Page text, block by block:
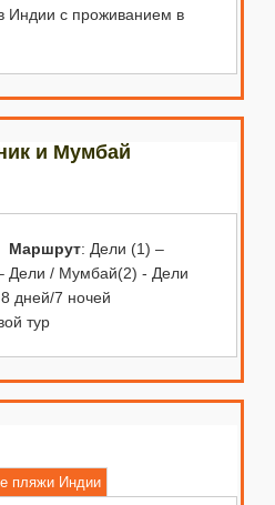
Индии с проживанием в
и Мумбай
Маршрут: Дели (1) –
Дели / Мумбай(2) - Дели
дней/7 ночей
тур
пляжи Индии